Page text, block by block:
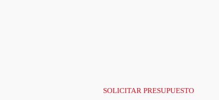
SOLICITAR PRESUPUESTO